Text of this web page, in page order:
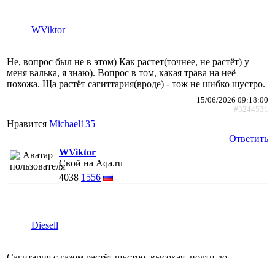
WViktor
Не, вопрос был не в этом) Как растет(точнее, не растёт) у
меня валька, я знаю). Вопрос в том, какая трава на неё
похожа. Ща растёт сагиттария(вроде) - тож не шибко шустро.
15/06/2026 09:18:00
#3244531
Нравится Michael135
Ответить
WViktor
Свой на Aqa.ru
4038 1556
Diesell